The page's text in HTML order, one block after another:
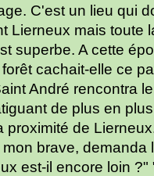
C'est un lieu qui
Lierneux mais toute
superbe. A cette
cachait-elle ce
André rencontra
de plus en
proximité de
brave, demanda
est-il encore loin ?"